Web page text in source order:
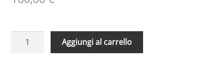
Supporto
Aggiungi al carrello